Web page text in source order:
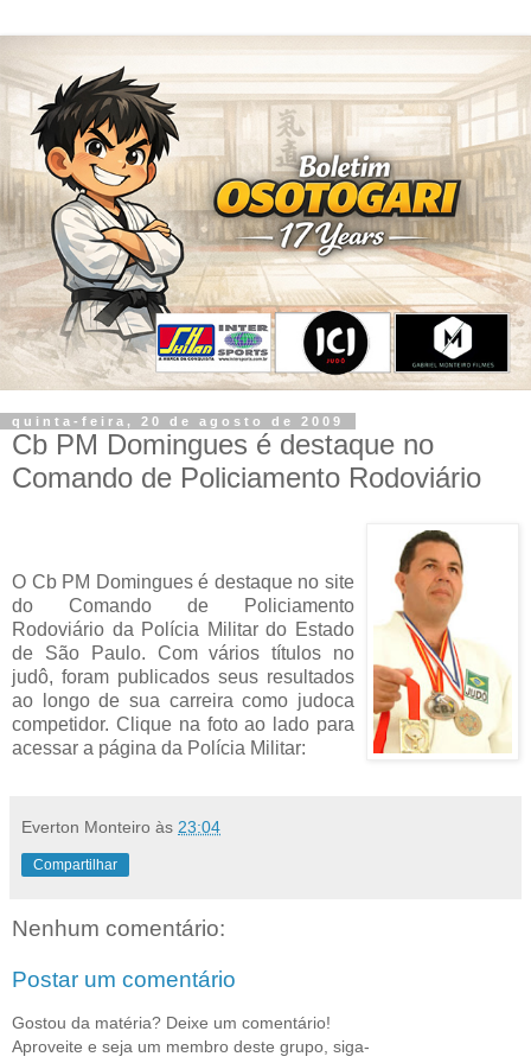
quinta-feira, 20 de agosto de 2009
Cb PM Domingues é destaque no
Comando de Policiamento Rodoviário
O Cb PM Domingues é destaque no site
do Comando de Policiamento
Rodoviário da Polícia Militar do Estado
de São Paulo. Com vários títulos no
judô, foram publicados seus resultados
ao longo de sua carreira como judoca
competidor. Clique na foto ao lado para
acessar a página da Polícia Militar:
Everton Monteiro às 23:04
Compartilhar
Nenhum comentário:
Postar um comentário
Gostou da matéria? Deixe um comentário!
Aproveite e seja um membro deste grupo, siga-